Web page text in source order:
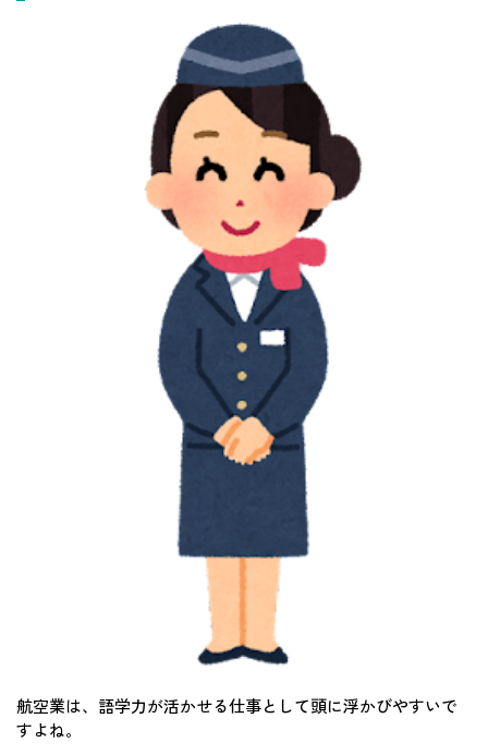
航空業は、語学力が活かせる仕事として頭に浮かびやすいで
すよね。